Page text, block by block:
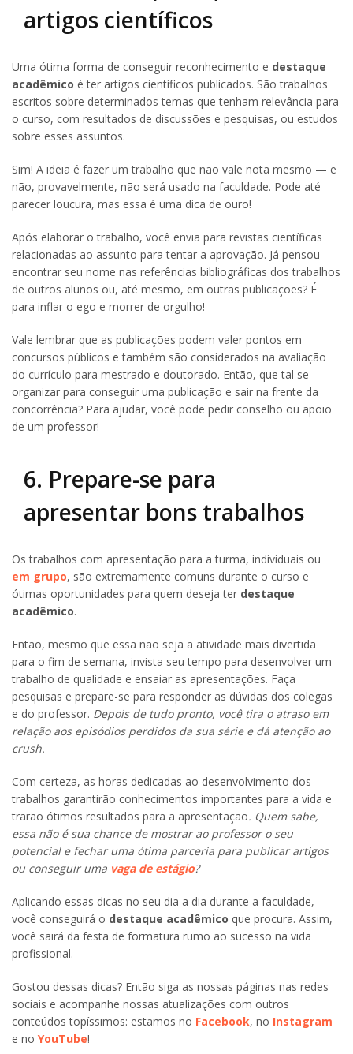
artigos científicos
Uma ótima forma de conseguir reconhecimento e destaque
acadêmico é ter artigos científicos publicados. São trabalhos
escritos sobre determinados temas que tenham relevância para
o curso, com resultados de discussões e pesquisas, ou estudos
sobre esses assuntos.
Sim! A ideia é fazer um trabalho que não vale nota mesmo — e
não, provavelmente, não será usado na faculdade. Pode até
parecer loucura, mas essa é uma dica de ouro!
Após elaborar o trabalho, você envia para revistas científicas
relacionadas ao assunto para tentar a aprovação. Já pensou
encontrar seu nome nas referências bibliográficas dos trabalhos
de outros alunos ou, até mesmo, em outras publicações? É
para inflar o ego e morrer de orgulho!
Vale lembrar que as publicações podem valer pontos em
concursos públicos e também são considerados na avaliação
do currículo para mestrado e doutorado. Então, que tal se
organizar para conseguir uma publicação e sair na frente da
concorrência? Para ajudar, você pode pedir conselho ou apoio
de um professor!
6. Prepare-se para
apresentar bons trabalhos
Os trabalhos com apresentação para a turma, individuais ou
em grupo, são extremamente comuns durante o curso e
ótimas oportunidades para quem deseja ter destaque
acadêmico.
Então, mesmo que essa não seja a atividade mais divertida
para o fim de semana, invista seu tempo para desenvolver um
trabalho de qualidade e ensaiar as apresentações. Faça
pesquisas e prepare-se para responder as dúvidas dos colegas
e do professor. Depois de tudo pronto, você tira o atraso em
relação aos episódios perdidos da sua série e dá atenção ao
crush.
Com certeza, as horas dedicadas ao desenvolvimento dos
trabalhos garantirão conhecimentos importantes para a vida e
trarão ótimos resultados para a apresentação. Quem sabe,
essa não é sua chance de mostrar ao professor o seu
potencial e fechar uma ótima parceria para publicar artigos
ou conseguir uma vaga de estágio?
Aplicando essas dicas no seu dia a dia durante a faculdade,
você conseguirá o destaque acadêmico que procura. Assim,
você sairá da festa de formatura rumo ao sucesso na vida
profissional.
Gostou dessas dicas? Então siga as nossas páginas nas redes
sociais e acompanhe nossas atualizações com outros
conteúdos topíssimos: estamos no Facebook, no Instagram
e no YouTube!